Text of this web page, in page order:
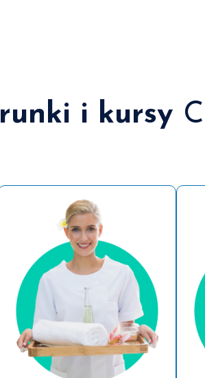
i kursy